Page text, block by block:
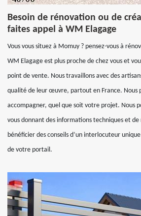
Besoin de rénovation ou de
faites appel à WM Elagage
Vous vous situez à Momuy ? pensez-vous à
WM Elagage est plus proche de chez vous et
point de vente. Nous travaillons avec des
qualité de leur œuvre, partout en France. Nous
accompagner, quel que soit votre projet. Nous
vous donnant des informations techniques et
bénéficier des conseils d’un interlocuteur unique
de votre portail.